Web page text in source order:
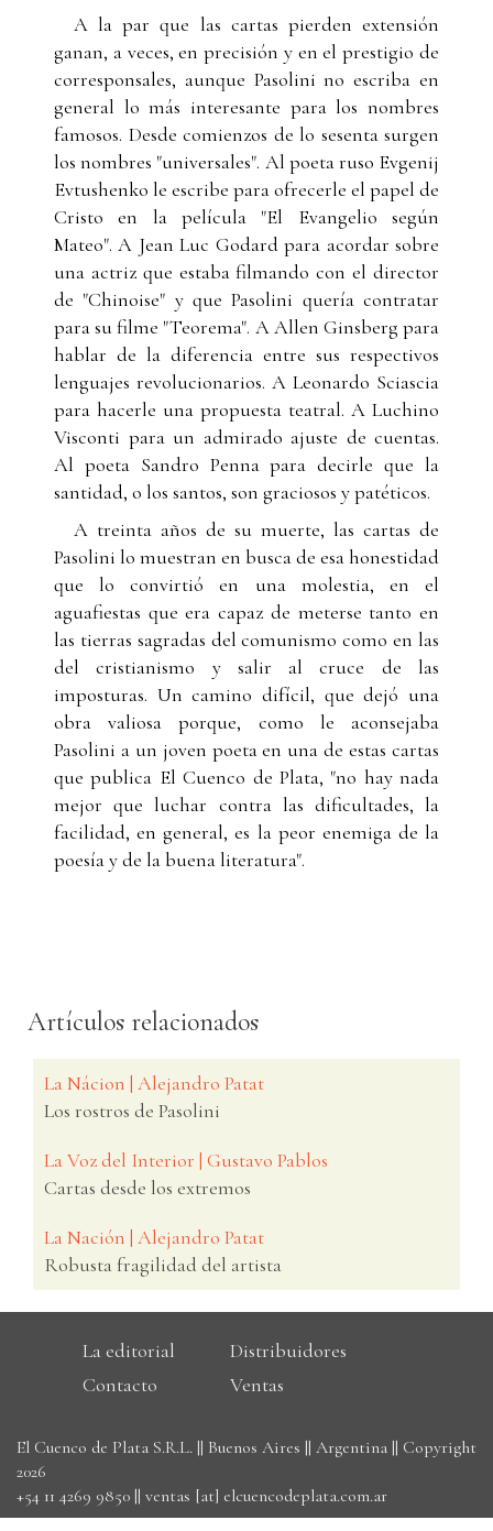
A la par que las cartas pierden extensión
ganan, a veces, en precisión y en el prestigio de
corresponsales, aunque Pasolini no escriba en
general lo más interesante para los nombres
famosos. Desde comienzos de lo sesenta surgen
los nombres "universales". Al poeta ruso Evgenij
Evtushenko le escribe para ofrecerle el papel de
Cristo en la película "El Evangelio según
Mateo". A Jean Luc Godard para acordar sobre
una actriz que estaba filmando con el director
de "Chinoise" y que Pasolini quería contratar
para su filme "Teorema". A Allen Ginsberg para
hablar de la diferencia entre sus respectivos
lenguajes revolucionarios. A Leonardo Sciascia
para hacerle una propuesta teatral. A Luchino
Visconti para un admirado ajuste de cuentas.
Al poeta Sandro Penna para decirle que la
santidad, o los santos, son graciosos y patéticos.
A treinta años de su muerte, las cartas de
Pasolini lo muestran en busca de esa honestidad
que lo convirtió en una molestia, en el
aguafiestas que era capaz de meterse tanto en
las tierras sagradas del comunismo como en las
del cristianismo y salir al cruce de las
imposturas. Un camino difícil, que dejó una
obra valiosa porque, como le aconsejaba
Pasolini a un joven poeta en una de estas cartas
que publica El Cuenco de Plata, "no hay nada
mejor que luchar contra las dificultades, la
facilidad, en general, es la peor enemiga de la
poesía y de la buena literatura".
Artículos relacionados
La Nácion | Alejandro Patat
Los rostros de Pasolini
La Voz del Interior | Gustavo Pablos
Cartas desde los extremos
La Nación | Alejandro Patat
Robusta fragilidad del artista
La editorial
Distribuidores
Contacto
Ventas
El Cuenco de Plata S.R.L. || Buenos Aires || Argentina || Copyright
2026
+54 11 4269 9850 || ventas [at] elcuencodeplata.com.ar